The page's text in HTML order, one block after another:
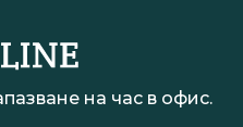
на час в офис.